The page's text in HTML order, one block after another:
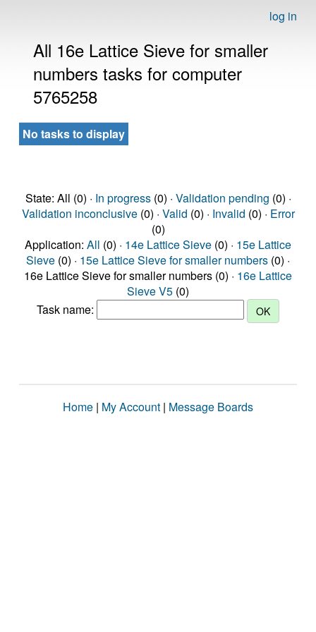
log in
All 16e Lattice Sieve for smaller
numbers tasks for computer
5765258
No tasks to display
State: All (0) · In progress(0) · Validation pending (0) ·
Validation inconclusive(0) · Valid (0) · Invalid (0) · Error
(0)
Application: All (0) · 14e Lattice Sieve (0) · 15e Lattice
Sieve (0) · 15e Lattice Sieve for smaller numbers (0) ·
16e Lattice Sieve for smaller numbers (0) · 16e Lattice
Sieve V5 (0)
Task name:
Home | My Account | Message Boards